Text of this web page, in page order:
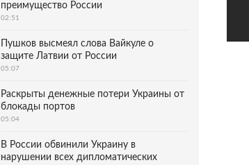
преимущество России
02:51
Пушков высмеял слова Вайкуле о
защите Латвии от России
05:07
Раскрыты денежные потери Украины от
блокады портов
05:04
В России обвинили Украину в
нарушении всех дипломатических